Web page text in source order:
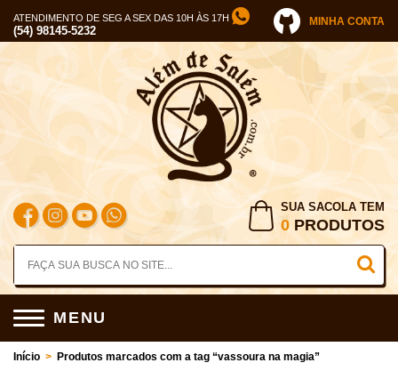
ATENDIMENTO DE SEG A SEX DAS 10H ÀS 17H
(54) 98145-5232
MINHA CONTA
SUA SACOLA TEM
0 PRODUTOS
MENU
Início > Produtos marcados com a tag “vassoura na magia”